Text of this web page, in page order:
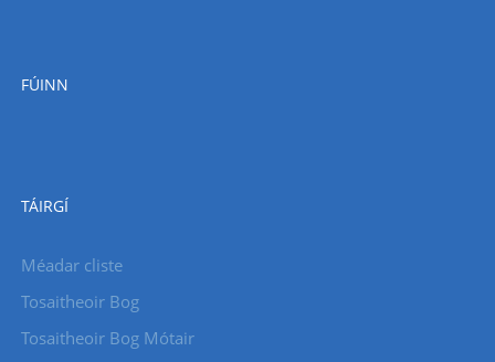
FÚINN
TÁIRGÍ
Méadar cliste
Tosaitheoir Bog
Tosaitheoir Bog Mótair